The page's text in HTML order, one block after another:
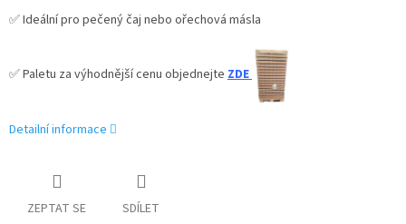
✅ Ideální pro pečený čaj nebo ořechová másla
✅Paletu za výhodnější cenu objednejte ZDE
Detailní informace
ZEPTAT SE SDÍLET